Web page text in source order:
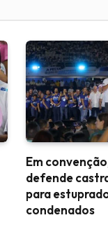
Em
defende
para
condenados